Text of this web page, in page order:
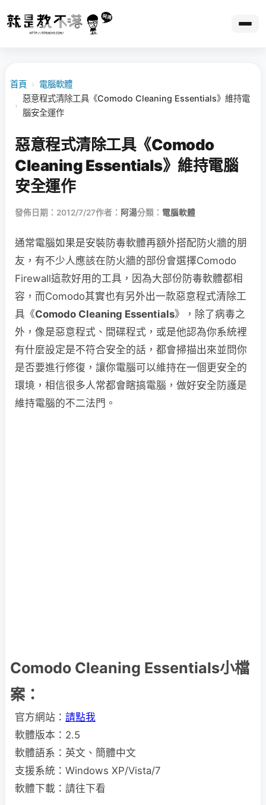
首頁 › 電腦軟體
›
惡意程式清除工具《Comodo Cleaning Essentials》維持電
腦安全運作
惡意程式清除工具《Comodo
Cleaning Essentials》維持電腦
安全運作
發佈日期：2012/7/27作者： 阿湯分類： 電腦軟體
通常電腦如果是安裝防毒軟體再額外搭配防火牆的朋
友，有不少人應該在防火牆的部份會選擇Comodo
Firewall這款好用的工具，因為大部份防毒軟體都相
容，而Comodo其實也有另外出一款惡意程式清除工
具《Comodo Cleaning Essentials》，除了病毒之
外，像是惡意程式、間碟程式，或是他認為你系統裡
有什麼設定是不符合安全的話，都會掃描出來並問你
是否要進行修復，讓你電腦可以維持在一個更安全的
環境，相信很多人常都會瞎搞電腦，做好安全防護是
維持電腦的不二法門。
Comodo Cleaning Essentials小檔
案：
官方網站： 請點我
軟體版本：2.5
軟體語系：英文、簡體中文
支援系統：Windows XP/Vista/7
軟體下載：請往下看